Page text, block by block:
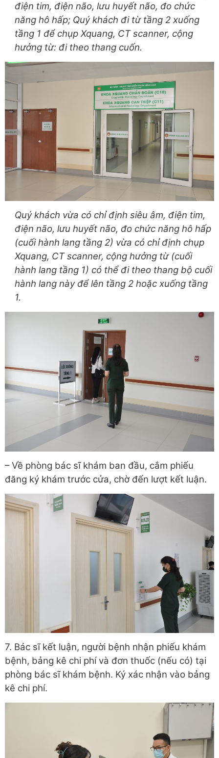
điện tim, điện não, lưu huyết não, đo chức
năng hô hấp; Quý khách đi từ tầng 2 xuống
tầng 1 để chụp Xquang, CT scanner, cộng
hưởng từ: đi theo thang cuốn.
Quý khách vừa có chỉ định siêu âm, điện tim,
điện não, lưu huyết não, đo chức năng hô hấp
(cuối hành lang tầng 2) vừa có chỉ định chụp
Xquang, CT scanner, cộng hưởng từ (cuối
hành lang tầng 1) có thể đi theo thang bộ cuối
hành lang này để lên tầng 2 hoặc xuống tầng
1.
– Về phòng bác sĩ khám ban đầu, cắm phiếu
đăng ký khám trước cửa, chờ đến lượt kết luận.
7. Bác sĩ kết luận, người bệnh nhận phiếu khám
bệnh, bảng kê chi phí và đơn thuốc (nếu có) tại
phòng bác sĩ khám bệnh. Ký xác nhận vào bảng
kê chi phí.